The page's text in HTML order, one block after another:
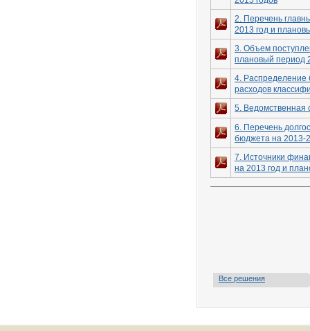
2. Перечень
2013 год и
3. Объем
плановый период
4. Распределение
расходов
5. Ведомственная
6. Перечень
бюджета на 2013-
7. Источники
на 2013 год и
Все решения